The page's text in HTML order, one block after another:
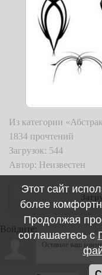
Из категории
1834 прочтений
Загрузок: 544
Автор: Неизвестен
Войдите:
Этот сайт
более
Продолжая
соглашаетесь с